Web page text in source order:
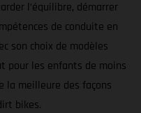
l’équilibre, démarrer
de conduite en
son choix de modèles
pour les enfants de moins
la meilleure des façons
bikes.